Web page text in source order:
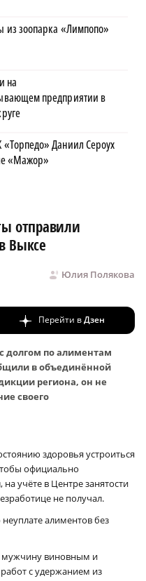
из зоопарка «Лимпопо»
на
предприятии в
Даниил Сероух
«Мажор»
отправили
Выксе
Юлия Полякова
Перейти вДзен
долгом по алиментам
в объединённой
региона, он не
своего
здоровья устроиться
официально
учёте в Центре занятости
не получал.
алиментов без
мужчину виновным и
с удержанием из